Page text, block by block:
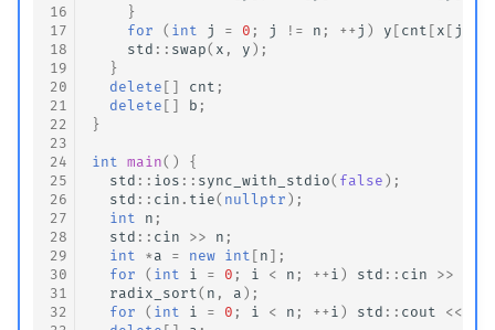
16
17
18
19
20
21
22
23
24
25
26
27
28
29
30
31
32
}
for
( int j = 0 ; j != n ; ++ j ) y [ cnt [ x [ j
std :: swap( x , y );
}
delete [] cnt ;
delete [] b ;
}
int main()
{
std :: ios :: sync_with_stdio( false );
std :: cin . tie( nullptr );
int
n ;
std :: cin >> n ;
int
* a = new int [ n ];
for
( int i = 0 ; i < n ; ++ i ) std :: cin >>
radix_sort( n , a );
for
( int i = 0 ; i < n ; ++ i ) std :: cout <<